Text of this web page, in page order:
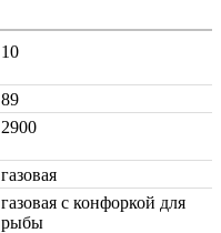
10
89
2900
газовая
газовая с конфоркой для
рыбы